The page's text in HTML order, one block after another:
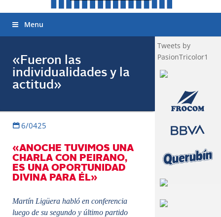
Menu
«Fueron las
individualidades y la
actitud»
6/0425
«ANOCHE TUVIMOS UNA
CHARLA CON PEIRANO,
ES UNA OPORTUNIDAD
DIVINA PARA ÉL»
Martín Ligüera habló en conferencia
luego de su segundo y último partido
Tweets by
PasionTricolor1